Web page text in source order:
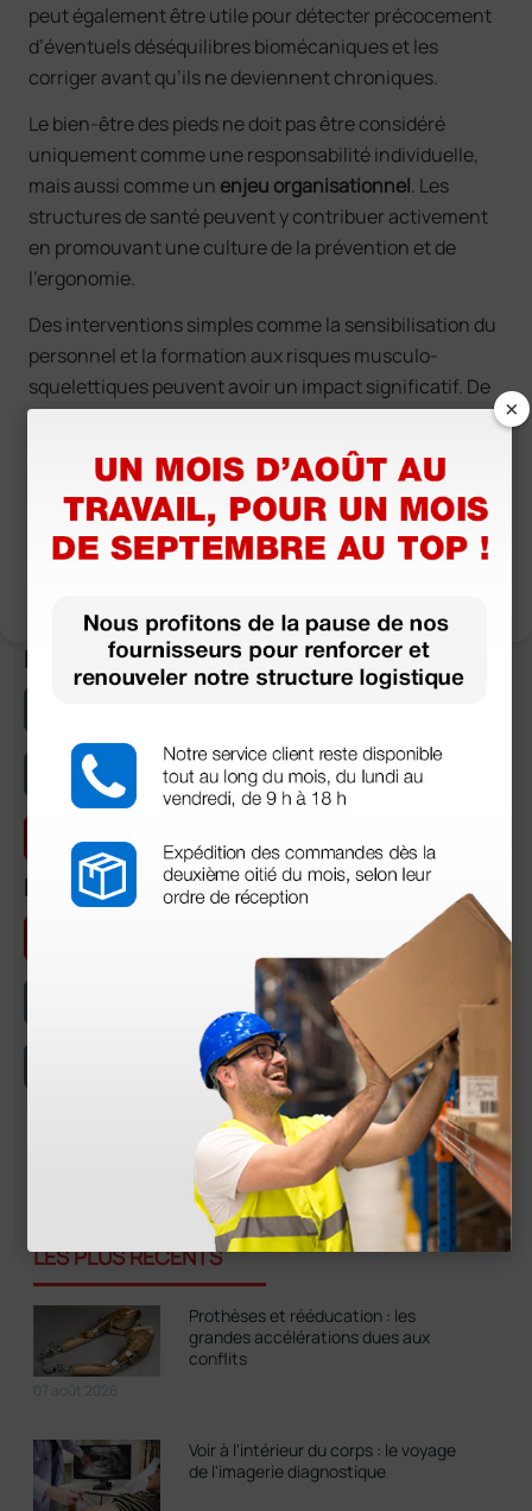
peut également être utile pour détecter précocement
d’éventuels déséquilibres biomécaniques et les
corriger avant qu’ils ne deviennent chroniques.
Le bien-être des pieds ne doit pas être considéré
uniquement comme une responsabilité individuelle,
mais aussi comme un enjeu organisationnel. Les
structures de santé peuvent y contribuer activement
en promouvant une culture de la prévention et de
l’ergonomie.
Des interventions simples comme la sensibilisation du
personnel et la formation aux risques musculo-
squelettiques peuvent avoir un impact significatif. De
plus, laplanification des horaires de travailet des
pauses devrait tenir compte de la charge physique,
afin de favoriser des temps de récupération adéquats.
Domaines thématiques
Curiosités et Articles Historiques
Articles Spécialisés
Mots-clés
Cardiologie
Equipement
Gynécologie Pédiatrie
Inscrivez-vous à notre newsletter
LES PLUS RÉCENTS
Prothèses et rééducation : les
grandes accélérations dues aux
conflits
Voir à l'intérieur du corps : le voyage
de l'imagerie diagnostique
×